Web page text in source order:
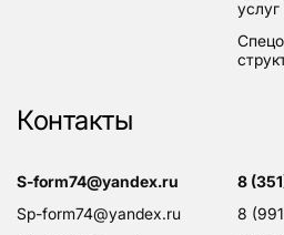
услуг
спецодежда для охранных
Контакты
s-form74@yandex.ru
sp-form74@yandex.ru
8
8